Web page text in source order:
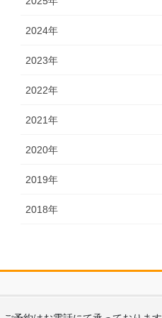
2024年
2023年
2022年
2021年
2020年
2019年
2018年